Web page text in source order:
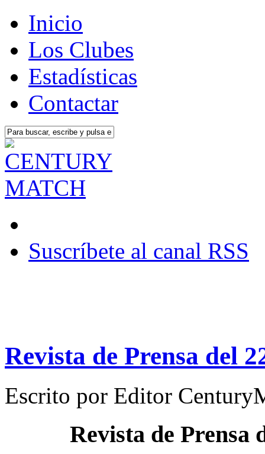
Inicio
Los Clubes
Estadísticas
Contactar
Suscríbete al canal RSS
Revista de Prensa del
Escrito por Editor
Revista de Prensa